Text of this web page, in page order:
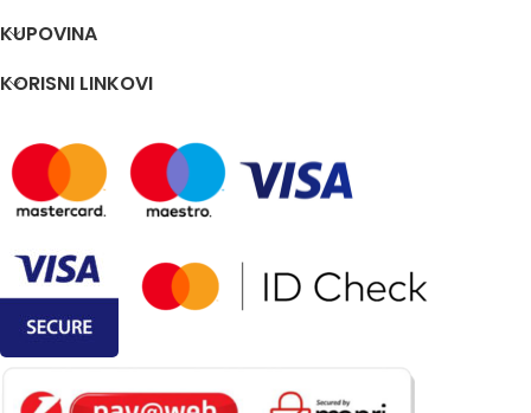
KUPOVINA
KORISNI LINKOVI